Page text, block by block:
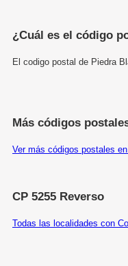
¿Cuál es el código
El codigo postal de Piedra
Más códigos
Ver más códigos postales
CP 5255 Reverso
Todas las localidades con